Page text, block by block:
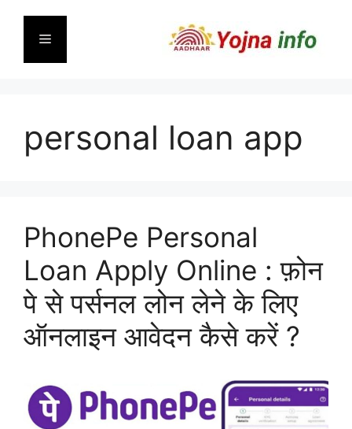
content
Menu
personal loan app
PhonePe Personal
Loan Apply Online : फ़ोन
पे से पर्सनल लोन लेने के लिए
ऑनलाइन आवेदन कैसे करें ?